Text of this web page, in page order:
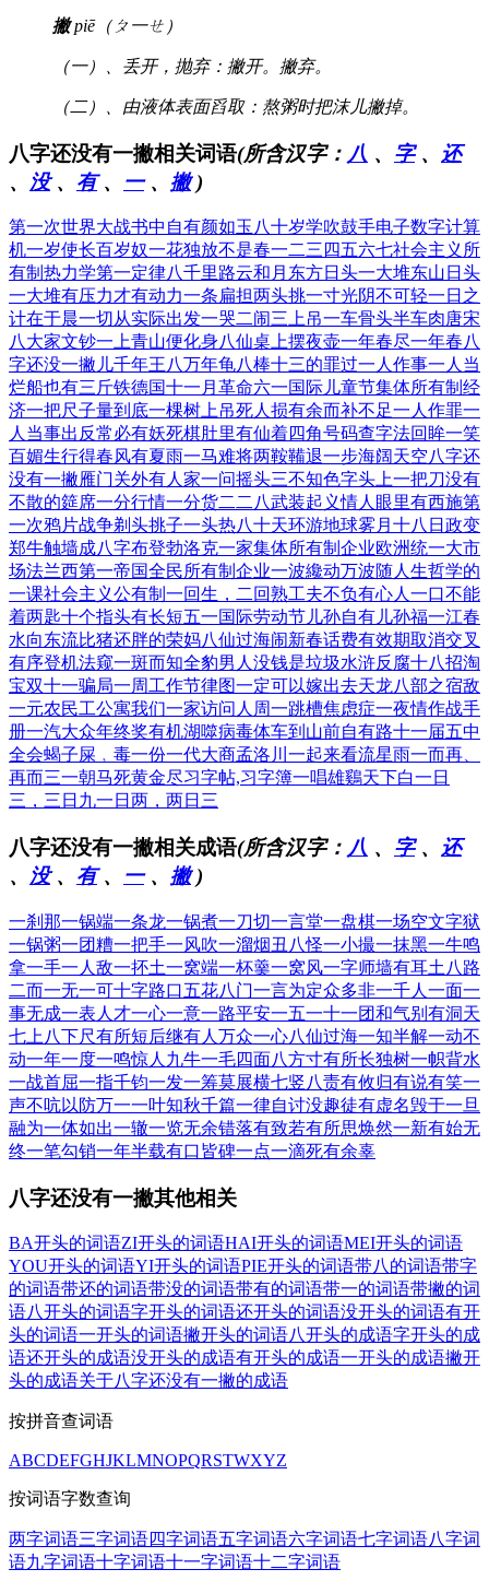
撇piē（ㄆ一ㄝ）
（一）、丢开，抛弃：撇开。撇弃。
（二）、由液体表面舀取：熬粥时把沫儿撇掉。
八字还没有一撇相关词语(所含汉字： 八 、 字、 还
、 没、 有、 一、 撇)
第一次世界大战书中自有颜如玉 八十岁学吹鼓手电子数字计算
机一岁使长百岁奴一花独放不是春一二三四五六七社会主义所
有制 热力学第一定律八千里路云和月 东方日头一大堆东山日头
一大堆有压力才有动力一条扁担两头挑一寸光阴不可轻一日之
计在于晨一切从实际出发一哭二闹三上吊一车骨头半车肉唐宋
八大家文钞一上青山便化身八仙桌上摆夜壶一年春尽一年春八
字还没一撇儿千年王八万年龟八棒十三的罪过一人作事一人当
烂船也有三斤铁德国十一月革命六一国际儿童节集体所有制经
济一把尺子量到底一棵树上吊死人损有余而补不足一人作罪一
人当事出反常必有妖死棋肚里有仙着四角号码查字法回眸一笑
百媚生行得春风有夏雨一马难将两鞍鞴退一步海阔天空八字还
没有一撇雁门关外有人家一问摇头三不知色字头上一把刀没有
不散的筵席一分行情一分货二二八武装起义情人眼里有西施第
一次鸦片战争剃头挑子一头热八十天环游地球雾月十八日政变
郑牛触墙成八字布登勃洛克一家集体所有制企业欧洲统一大市
场法兰西第一帝国全民所有制企业一波纔动万波随人生哲学的
一课社会主义公有制 一回生，二回熟工夫不负有心人一口不能
着两匙十个指头有长短五一国际劳动节儿孙自有儿孙福一江春
水向东流比猪还胖的荣妈八仙过海闹新春话费有效期取消交叉
有序登机法窥一斑而知全豹男人没钱是垃圾水浒反腐十八招淘
宝双十一骗局一周工作节律图一定可以嫁出去天龙八部之宿敌
一元农民工公寓我们一家访问人周一跳槽焦虑症一夜情作战手
册一汽大众年终奖有机湖噬病毒体车到山前自有路十一届五中
全会蝎子屎﹐毒一份一代大商孟洛川 一起来看流星雨一而再、
再而三一朝马死黄金尽习字帖,习字簿一唱雄鷄天下白一日
三，三日九一日两，两日三
八字还没有一撇相关成语(所含汉字： 八 、 字、 还
、 没、 有、 一、 撇)
一刹那一锅端一条龙一锅煮一刀切一言堂一盘棋一场空文字狱
一锅粥一团糟一把手一风吹一溜烟丑八怪一小撮一抹黑一牛鸣
拿一手一人敌一抔土一窝端一杯羹一窝风一字师墙有耳土八路
二而一无一可十字路口五花八门一言为定众多非一千人一面一
事无成一表人才一心一意一路平安一五一十一团和气别有洞天
七上八下尺有所短后继有人 万众一心八仙过海一知半解一动不
动一年一度一鸣惊人 九牛一毛四面八方寸有所长独树一帜背水
一战首屈一指千钧一发一筹莫展横七竖八责有攸归有说有笑一
声不吭以防万一一叶知秋千篇一律自讨没趣徒有虚名毁于一旦
融为一体如出一辙一览无余错落有致若有所思焕然一新有始无
终一笔勾销一年半载有口皆碑一点一滴死有余辜
八字还没有一撇其他相关
BA开头的词语ZI开头的词语HAI开头的词语MEI开头的词语
YOU开头的词语YI开头的词语PIE开头的词语带八的词语带字
的词语带还的词语带没的词语带有的词语带一的词语带撇的词
语八开头的词语字开头的词语还开头的词语没开头的词语有开
头的词语一开头的词语撇开头的词语八开头的成语字开头的成
语还开头的成语没开头的成语有开头的成语一开头的成语撇开
头的成语关于八字还没有一撇的成语
按拼音查词语
ABCDEFGHJKLMNOPQRSTWXYZ
按词语字数查询
两字词语三字词语四字词语五字词语六字词语七字词语八字词
语九字词语十字词语十一字词语十二字词语